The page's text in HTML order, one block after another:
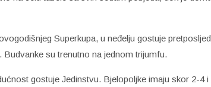
Superkupa, u neđelju gostuje
Budvanke su trenutno na jednom trijumfu.
gostuje Jedinstvu. Bjelopoljke imaju skor 2-4